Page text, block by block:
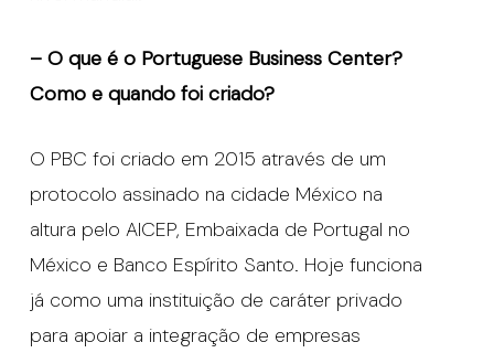
– O que é o Portuguese Business Center?
Como e quando foi criado?
O PBC foi criado em 2015 através de um
protocolo assinado na cidade México na
altura pelo AICEP, Embaixada de Portugal no
México e Banco Espírito Santo. Hoje funciona
já como uma instituição de caráter privado
para apoiar a integração de empresas